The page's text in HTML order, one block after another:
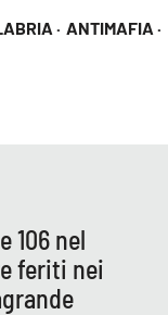
· ANTIMAFIA ·
106 nel
feriti nei